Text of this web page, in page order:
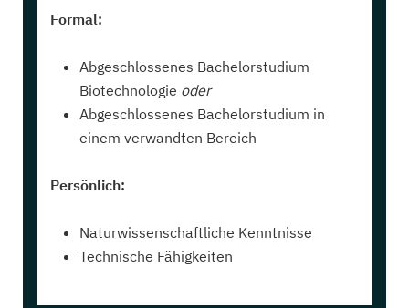
Formal:
Abgeschlossenes Bachelorstudium
Biotechnologie oder
Abgeschlossenes Bachelorstudium in
einem verwandten Bereich
Persönlich:
Naturwissenschaftliche Kenntnisse
Technische Fähigkeiten